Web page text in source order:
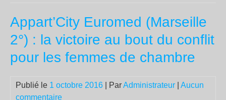
à
Appart’City Euromed (Marseille
2°) : la victoire au bout du conflit
pour les femmes de chambre
Publié le 1 octobre 2016 | ParAdministrateur
Aucun
commentaire